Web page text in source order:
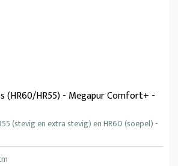
(HR60/HR55) - Megapur Comfort+ -
(stevig en extra stevig) en HR60 (soepel) -